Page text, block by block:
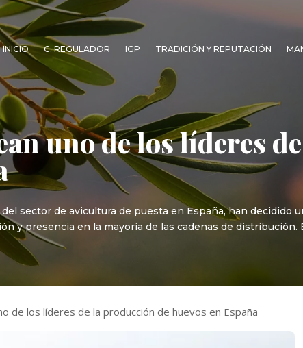
INICIO C. REGULADOR IGP TRADICIÓN Y REPUTACIÓN
uno de los líderes
sector de avicultura de puesta en España, han decidido
y presencia en la mayoría de las cadenas de distribución.
de los líderes de la producción de huevos en España